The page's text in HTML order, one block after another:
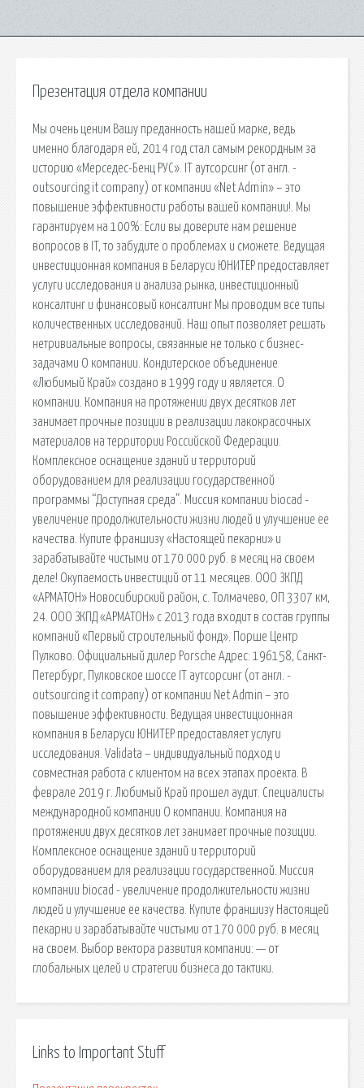
Презентация отдела компании
Мы очень ценим Вашу преданность нашей марке, ведь
именно благодаря ей, 2014 год стал самым рекордным за
историю «Мерседес-Бенц РУС». IT аутсорсинг (от англ. -
outsourcing it company) от компании «Net Admin» – это
повышение эффективности работы вашей компании!. Мы
гарантируем на 100%: Если вы доверите нам решение
вопросов в IT, то забудите о проблемах и сможете. Ведущая
инвестиционная компания в Беларуси ЮНИТЕР предоставляет
услуги исследования и анализа рынка, инвестиционный
консалтинг и финансовый консалтинг Мы проводим все типы
количественных исследований. Наш опыт позволяет решать
нетривиальные вопросы, связанные не только с бизнес-
задачами О компании. Кондитерское объединение
«Любимый Край» создано в 1999 году и является. О
компании. Компания на протяжении двух десятков лет
занимает прочные позиции в реализации лакокрасочных
материалов на территории Российской Федерации.
Комплексное оснащение зданий и территорий
оборудованием для реализации государственной
программы “Доступная среда”. Миссия компании biocad -
увеличение продолжительности жизни людей и улучшение ее
качества. Купите франшизу «Настоящей пекарни» и
зарабатывайте чистыми от 170 000 руб. в месяц на своем
деле! Окупаемость инвестиций от 11 месяцев. ООО ЗКПД
«АРМАТОН» Новосибирский район, с. Толмачево, ОП 3307 км,
24. ООО ЗКПД «АРМАТОН» с 2013 года входит в состав группы
компаний «Первый строительный фонд». Порше Центр
Пулково. Официальный дилер Porsche Адрес: 196158, Санкт-
Петербург, Пулковское шоссе IT аутсорсинг (от англ. -
outsourcing it company) от компании Net Admin – это
повышение эффективности. Ведущая инвестиционная
компания в Беларуси ЮНИТЕР предоставляет услуги
исследования. Validata – индивидуальный подход и
совместная работа с клиентом на всех этапах проекта. В
феврале 2019 г. Любимый Край прошел аудит. Специалисты
международной компании О компании. Компания на
протяжении двух десятков лет занимает прочные позиции.
Комплексное оснащение зданий и территорий
оборудованием для реализации государственной. Миссия
компании biocad - увеличение продолжительности жизни
людей и улучшение ее качества. Купите франшизу Настоящей
пекарни и зарабатывайте чистыми от 170 000 руб. в месяц
на своем. Выбор вектора развития компании: — от
глобальных целей и стратегии бизнеса до тактики.
Links to Important Stuff